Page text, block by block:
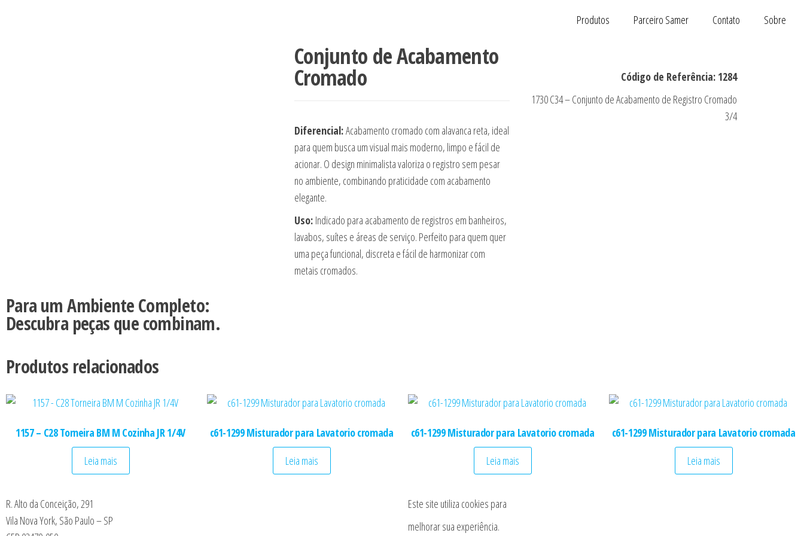
Produtos Parceiro Samer Contato Sobre
Conjunto de Acabamento
Cromado
Diferencial:Acabamento cromado com alavanca reta, ideal
para quem busca um visual mais moderno, limpo e fácil de
acionar. O design minimalista valoriza o registro sem pesar
no ambiente, combinando praticidade com acabamento
elegante.
Uso: Indicado para acabamento de registros em banheiros,
lavabos, suítes e áreas de serviço. Perfeito para quem quer
uma peça funcional, discreta e fácil de harmonizar com
metais cromados.
Código de Referência: 1284
1730 C34 – Conjunto de Acabamento de Registro Cromado
3/4
Para um Ambiente Completo:
Descubra peças que combinam.
Produtos relacionados
1157 – C28 Torneira BM M Cozinha JR 1/4V
Leia mais
c61-1299 Misturador para Lavatorio cromada
Leia mais
c61-1299 Misturador para Lavatorio cromada
Leia mais
c61-1299 Misturador para Lavatorio cromada
Leia mais
R. Alto da Conceição, 291
Vila Nova York, São Paulo – SP
Este site utiliza cookies para
melhorar sua experiência.